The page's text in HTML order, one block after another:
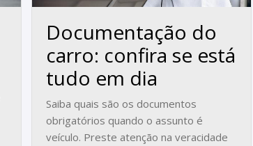
Documentação do
carro: confira se está
tudo em dia
Saiba quais são os documentos
obrigatórios quando o assunto é
veículo. Preste atenção na veracidade